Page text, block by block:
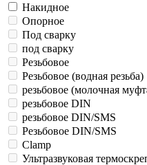
Накидное
Опорное
Под сварку
под сварку
Резьбовое
Резьбовое (водная резьба)
резьбовое (молочная
резьбовое DIN
резьбовое DIN/SMS
Резьбовое DIN/SMS
Сlamp
Ультразвуковая